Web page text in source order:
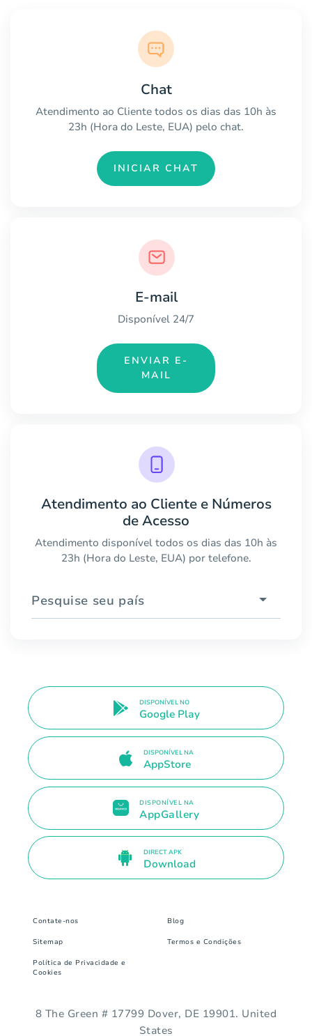
Chat
Atendimento ao Cliente todos os dias das 10h às
23h (Hora do Leste, EUA) pelo chat.
INICIAR CHAT
E-mail
Disponível 24/7
ENVIAR E-
MAIL
Atendimento ao Cliente e Números
de Acesso
Atendimento disponível todos os dias das 10h às
23h (Hora do Leste, EUA) por telefone.
Pesquise seu país
DISPONÍVEL NO
Google Play
DISPONÍVEL NA
AppStore
DISPONÍVEL NA
AppGallery
DIRECT APK
Download
Contate-nos Blog
Sitemap Termos e Condições
Política de Privacidade e
Cookies
8 The Green # 17799 Dover, DE 19901. United
States